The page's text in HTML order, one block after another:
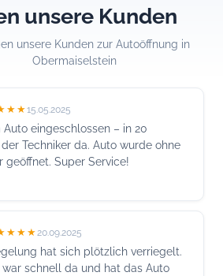
unsere Kunden
unsere Kunden zur Autoöffnung in
Obermaiselstein
15.05.2025
eingeschlossen – in 20
Techniker da. Auto wurde ohne
geöffnet. Super Service!
20.09.2025
hat sich plötzlich verriegelt.
war schnell da und hat das Auto